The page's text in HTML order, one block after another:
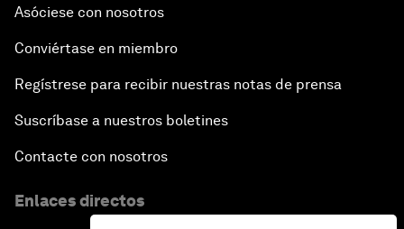
Asóciese con nosotros
Conviértase en miembro
Regístrese para recibir nuestras notas de prensa
Suscríbase a nuestros boletines
Contacte con nosotros
Enlaces directos